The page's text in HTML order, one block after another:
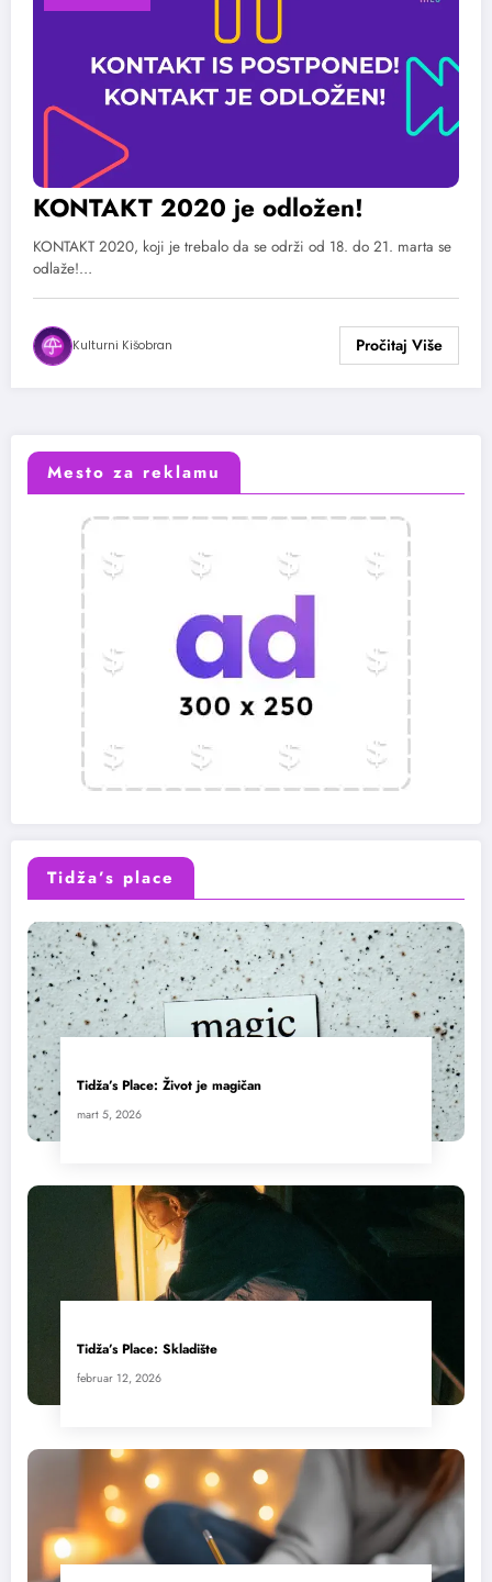
KONTAKT 2020 je odložen!
KONTAKT 2020, koji je trebalo da se održi od 18. do 21. marta se
odlaže!…
Kulturni Kišobran
Mesto za reklamu
Tidža’s place
Tidža’s Place: Život je magičan
mart 5, 2026
Tidža’s Place: Skladište
februar 12, 2026